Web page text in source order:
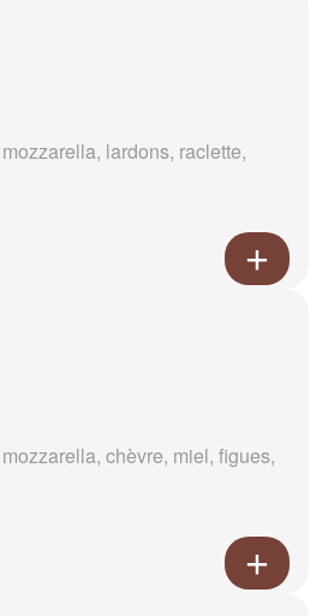
lardons, raclette,
chèvre, miel, figues,